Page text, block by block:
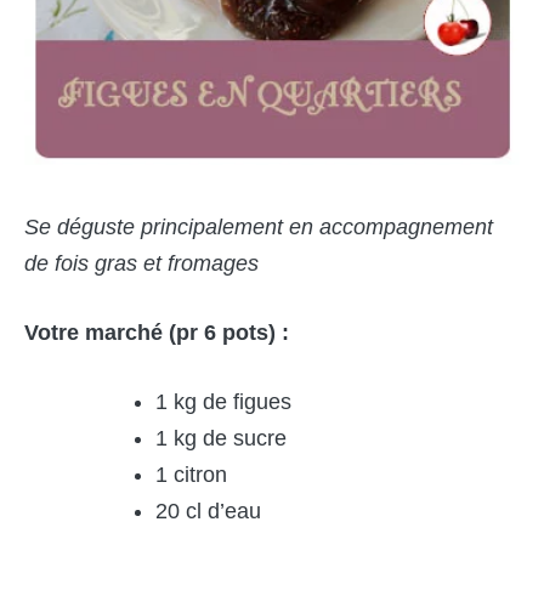
Se déguste principalement en accompagnement
de fois gras et fromages
Votre marché (pr 6 pots) :
1 kg de figues
1 kg de sucre
1 citron
20 cl d’eau